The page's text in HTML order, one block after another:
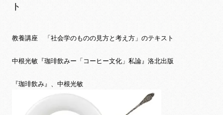
ト
教養講座 「社会学のものの見方と考え方」のテキスト
中根光敏『珈琲飲みー「コーヒー文化」私論』洛北出版
『珈琲飲み』、中根光敏